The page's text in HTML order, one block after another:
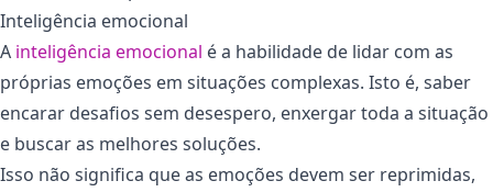
Inteligência emocional
A inteligência emocional é a habilidade de lidar com as
próprias emoções em situações complexas. Isto é, saber
encarar desafios sem desespero, enxergar toda a situação
e buscar as melhores soluções.
Isso não significa que as emoções devem ser reprimidas,